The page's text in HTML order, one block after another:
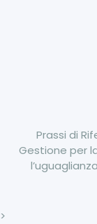
Prassi di
Gestione per
>